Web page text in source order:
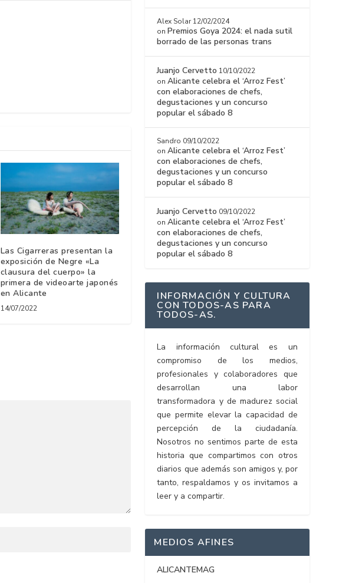
Las Cigarreras presentan la
exposición de Negre «La
clausura del cuerpo» la
primera de videoarte japonés
en Alicante
14/07/2022
Alex Solar 12/02/2024
on Premios Goya 2024: el nada sutil
borrado de las personas trans
Juanjo Cervetto 10/10/2022
onAlicante celebra el ‘Arroz Fest’
con elaboraciones de chefs,
degustaciones y un concurso
popular el sábado 8
Sandro 09/10/2022
onAlicante celebra el ‘Arroz Fest’
con elaboraciones de chefs,
degustaciones y un concurso
popular el sábado 8
Juanjo Cervetto 09/10/2022
onAlicante celebra el ‘Arroz Fest’
con elaboraciones de chefs,
degustaciones y un concurso
popular el sábado 8
INFORMACIÓN Y CULTURA
CON TODOS-AS PARA
TODOS-AS.
La información cultural es un
compromiso de los medios,
profesionales y colaboradores que
desarrollan una labor
transformadora y de madurez social
que permite elevar la capacidad de
percepción de la ciudadanía.
Nosotros no sentimos parte de esta
historia que compartimos con otros
diarios que además son amigos y, por
tanto, respaldamos y os invitamos a
leer y a compartir.
MEDIOS AFINES
ALICANTEMAG